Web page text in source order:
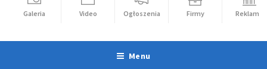
Galeria Video Ogłoszenia Firmy Reklama
Menu